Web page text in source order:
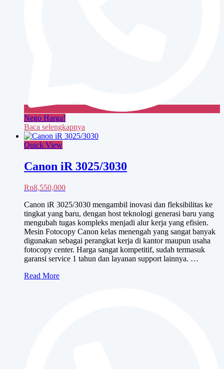
Nego Harga!
Baca selengkapnya
Quick View
Canon iR 3025/3030
Rp8,550,000
Canon iR 3025/3030 mengambil inovasi dan fleksibilitas ke
tingkat yang baru, dengan host teknologi generasi baru yang
mengubah tugas kompleks menjadi alur kerja yang efisien.
Mesin Fotocopy Canon kelas menengah yang sangat banyak
digunakan sebagai perangkat kerja di kantor maupun usaha
fotocopy center. Harga sangat kompetitif, sudah termasuk
garansi service 1 tahun dan layanan support lainnya. …
Canon
Read More